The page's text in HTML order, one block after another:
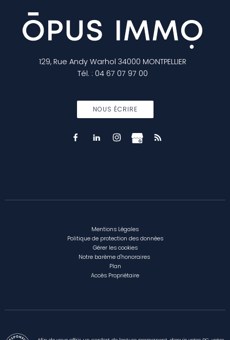
129, Rue Andy Warhol 34000 MONTPELLIER
Tél. : 04 67 07 97 00
NOUS ÉCRIRE
Mentions Légales
Politique de protection des données
Gérer les cookies
Notre barème d'honoraires
Plan
Accès Propriétaire